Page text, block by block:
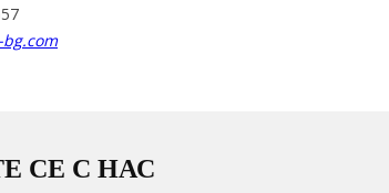
СЕ С НАС